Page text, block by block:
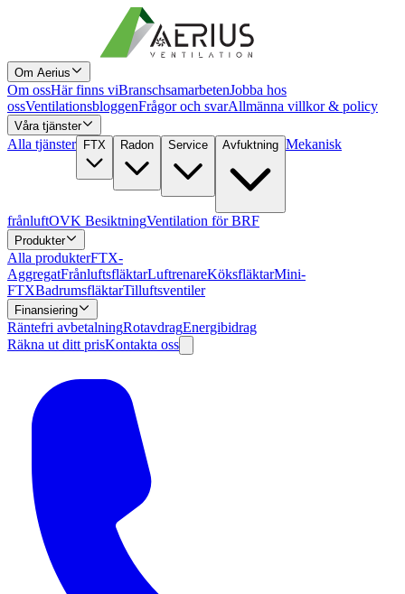
Om Aerius
Om ossHär finns viBranschsamarbetenJobba hos
ossVentilationsbloggenFrågor och svarAllmänna villkor & policy
Våra tjänster
Alla tjänster FTX Radon Service Avfuktning Mekanisk
frånluftOVK BesiktningVentilation för BRF
Produkter
Alla produkterFTX-
AggregatFrånluftsfläktarLuftrenareKöksfläktarMini-
FTXBadrumsfläktarTilluftsventiler
Finansiering
Räntefri avbetalningRotavdragEnergibidrag
Räkna ut ditt prisKontakta oss